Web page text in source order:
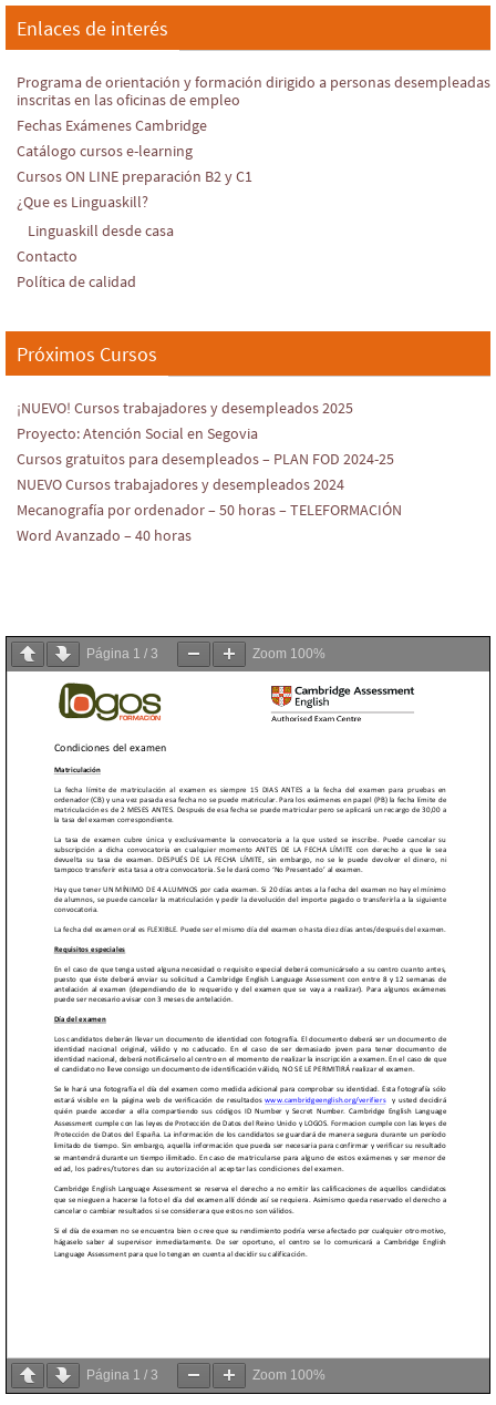
Enlaces de interés
Programa de orientación y formación dirigido a personas desempleadas
inscritas en las oficinas de empleo
Fechas Exámenes Cambridge
Catálogo cursos e-learning
Cursos ON LINE preparación B2 y C1
¿Que es Linguaskill?
Linguaskill desde casa
Contacto
Política de calidad
Próximos Cursos
¡NUEVO! Cursos trabajadores y desempleados 2025
Proyecto: Atención Social en Segovia
Cursos gratuitos para desempleados – PLAN FOD 2024-25
NUEVO Cursos trabajadores y desempleados 2024
Mecanografía por ordenador – 50 horas – TELEFORMACIÓN
Word Avanzado – 40 horas
Página 1 / 3 Zoom 100%
Página 1 / 3 Zoom 100%